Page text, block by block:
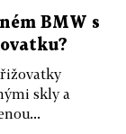
BMW s
skly a